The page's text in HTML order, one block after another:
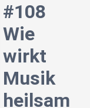
#108
Wie
wirkt
Musik
heilsam